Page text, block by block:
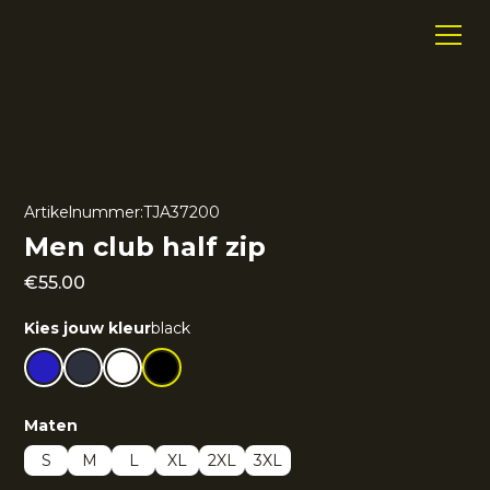
Artikelnummer:TJA37200
Men club half zip
€55.00
Kies jouw kleurblack
Maten
S
M L XL 2XL 3XL